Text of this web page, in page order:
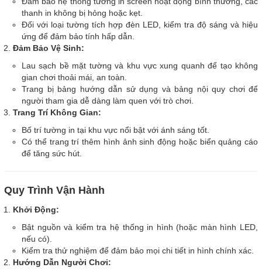
thanh in không bị hỏng hoặc kẹt.
Đối với loại tường tích hợp đèn LED, kiểm tra độ sáng và hiệu
ứng để đảm bảo tính hấp dẫn.
Đảm Bảo Vệ Sinh:
Lau sạch bề mặt tường và khu vực xung quanh để tạo không
gian chơi thoải mái, an toàn.
Trang bị bảng hướng dẫn sử dụng và bảng nội quy chơi để
người tham gia dễ dàng làm quen với trò chơi.
Trang Trí Không Gian:
Bố trí tường in tại khu vực nổi bật với ánh sáng tốt.
Có thể trang trí thêm hình ảnh sinh động hoặc biển quảng cáo
để tăng sức hút.
Quy Trình Vận Hành
Khởi Động:
Bật nguồn và kiểm tra hệ thống in hình (hoặc màn hình LED,
nếu có).
Kiểm tra thử nghiệm để đảm bảo mọi chi tiết in hình chính xác.
Hướng Dẫn Người Chơi: